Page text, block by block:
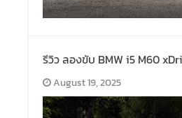
รีวิว ลองขับ BMW i5 M60
August 19, 2025